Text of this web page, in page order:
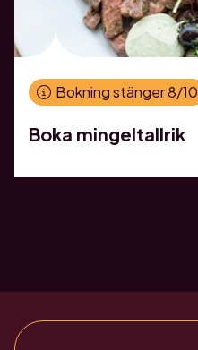
Bokning stänger 8/10
Boka mingeltallrik